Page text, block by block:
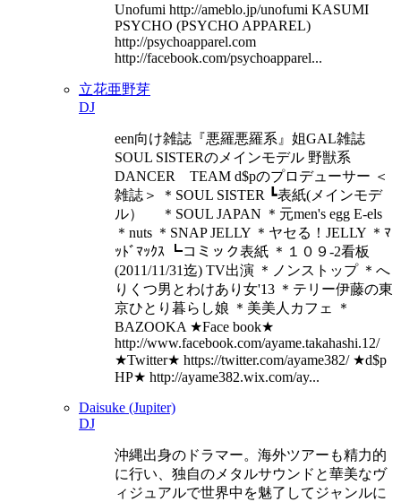
Unofumi http://ameblo.jp/unofumi KASUMI
PSYCHO (PSYCHO APPAREL)
http://psychoapparel.com
http://facebook.com/psychoapparel...
立花亜野芽
DJ
een向け雑誌『悪羅悪羅系』姐GAL雑誌
SOUL SISTERのメインモデル 野獣系
DANCER TEAM d$pのプロデューサー ＜
雑誌＞ ＊SOUL SISTER ┗表紙(メインモデ
ル） ＊SOUL JAPAN ＊元men's egg E-els
＊nuts ＊SNAP JELLY ＊ヤセる！JELLY ＊ﾏ
ｯﾄﾞﾏｯｸｽ ┗コミック表紙 ＊１０９-2看板
(2011/11/31迄) TV出演 ＊ノンストップ ＊へ
りくつ男とわけあり女'13 ＊テリー伊藤の東
京ひとり暮らし娘 ＊美美人カフェ ＊
BAZOOKA ★Face book★
http://www.facebook.com/ayame.takahashi.12/
★Twitter★ https://twitter.com/ayame382/ ★d$p
HP★ http://ayame382.wix.com/ay...
Daisuke (Jupiter)
DJ
沖縄出身のドラマー。海外ツアーも精力的
に行い、独自のメタルサウンドと華美なヴ
ィジュアルで世界中を魅了してジャンルに